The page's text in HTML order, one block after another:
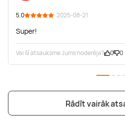
5.0 · 2025-08-21
Super!
Vai šī atsauksme Jums noderēja? 0 0
Rādīt vairāk